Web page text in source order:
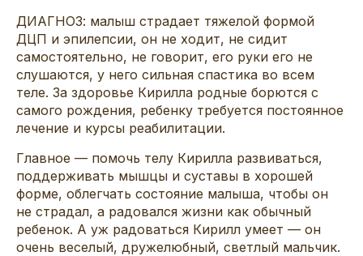
ДИАГНОЗ: малыш страдает тяжелой формой
ДЦП и эпилепсии, он не ходит, не сидит
самостоятельно, не говорит, его руки его не
слушаются, у него сильная спастика во всем
теле. За здоровье Кирилла родные борются с
самого рождения, ребенку требуется постоянное
лечение и курсы реабилитации.
Главное — помочь телу Кирилла развиваться,
поддерживать мышцы и суставы в хорошей
форме, облегчать состояние малыша, чтобы он
не страдал, а радовался жизни как обычный
ребенок. А уж радоваться Кирилл умеет — он
очень веселый, дружелюбный, светлый мальчик.